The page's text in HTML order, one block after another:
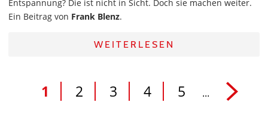
Entspannung? Die ist nicht in Sicht. Doch sie machen weiter.
Ein Beitrag von Frank Blenz.
WEITERLESEN
1 2 3 4 5 ...